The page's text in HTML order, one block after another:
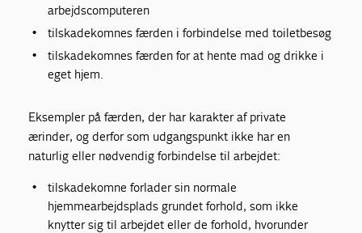
arbejdscomputeren
tilskadekomnes færden i forbindelse med toiletbesøg
tilskadekomnes færden for at hente mad og drikke i
eget hjem.
Eksempler på færden, der har karakter af private
ærinder, og derfor som udgangspunkt ikke har en
naturlig eller nødvendig forbindelse til arbejdet:
tilskadekomne forlader sin normale
hjemmearbejdsplads grundet forhold, som ikke
knytter sig til arbejdet eller de forhold, hvorunder